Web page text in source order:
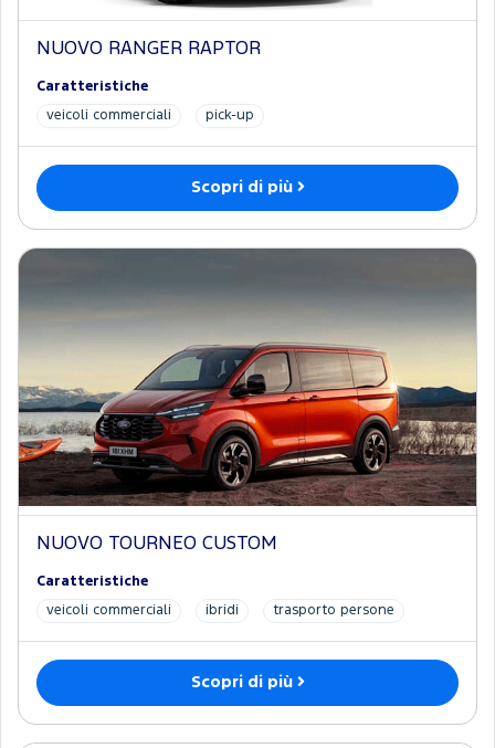
NUOVO RANGER RAPTOR
Caratteristiche
veicoli commerciali pick-up
Scopri di più
NUOVO TOURNEO CUSTOM
Caratteristiche
veicoli commerciali ibridi trasporto persone
Scopri di più